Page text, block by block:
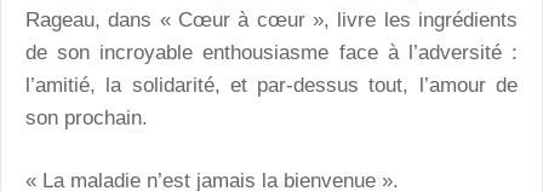
Rageau, dans « Cœur à cœur », livre les ingrédients
de son incroyable enthousiasme face à l’adversité :
l’amitié, la solidarité, et par-dessus tout, l’amour de
son prochain.
« La maladie n’est jamais la bienvenue ».